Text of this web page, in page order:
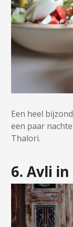
Een heel
een paar
Thalori.
6. Avli